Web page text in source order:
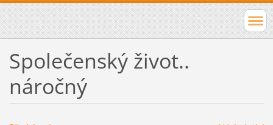
Společenský život..
náročný